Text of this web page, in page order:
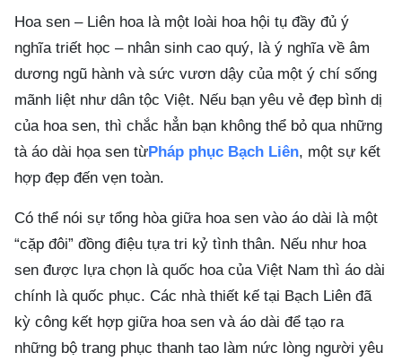
Hoa sen – Liên hoa là một loài hoa hội tụ đầy đủ ý
nghĩa triết học – nhân sinh cao quý, là ý nghĩa về âm
dương ngũ hành và sức vươn dậy của một ý chí sống
mãnh liệt như dân tộc Việt. Nếu bạn yêu vẻ đẹp bình dị
của hoa sen, thì chắc hẳn bạn không thể bỏ qua những
tà áo dài họa sen từPháp phục Bạch Liên, một sự kết
hợp đẹp đến vẹn toàn.
Có thể nói sự tổng hòa giữa hoa sen vào áo dài là một
“cặp đôi” đồng điệu tựa tri kỷ tình thân. Nếu như hoa
sen được lựa chọn là quốc hoa của Việt Nam thì áo dài
chính là quốc phục. Các nhà thiết kế tại Bạch Liên đã
kỳ công kết hợp giữa hoa sen và áo dài để tạo ra
những bộ trang phục thanh tao làm nức lòng người yêu